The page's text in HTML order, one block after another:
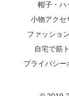
帽子・ハ
小物アクセ
ファッショ
自宅で筋
プライバシー